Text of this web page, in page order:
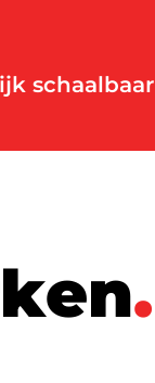
schaalbaar
ken.